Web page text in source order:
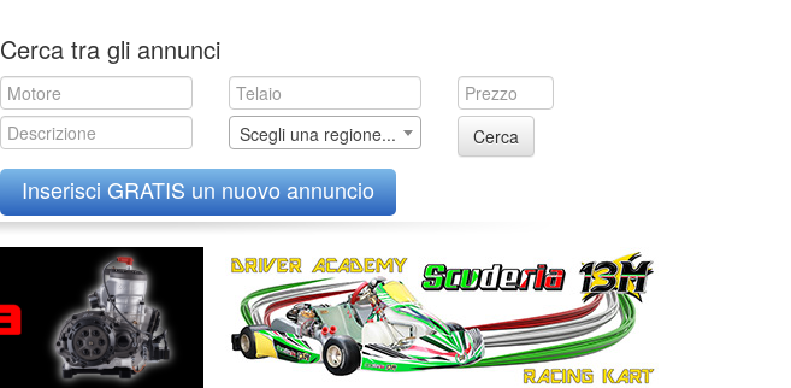
to
content
Cerca tra gli annunci
Scegli una regione... Cerca
Inserisci GRATIS un nuovo annuncio